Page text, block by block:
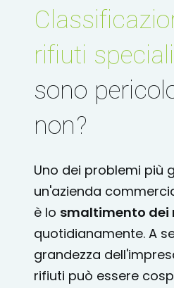
rifiuti speciali
sono
non?
Uno dei problemi più
un'azienda
è lo smaltimento dei
quotidianamente. A
grandezza
rifiuti può essere